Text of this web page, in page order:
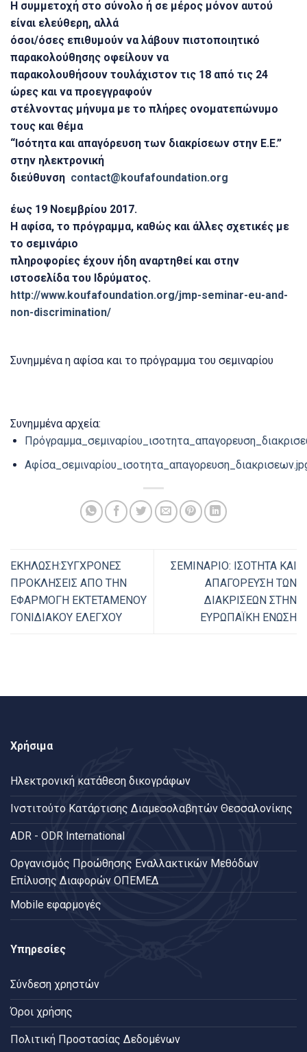
Η συμμετοχή στο σύνολο ή σε μέρος μόνον αυτού
είναι ελεύθερη, αλλά
όσοι/όσες επιθυμούν να λάβουν πιστοποιητικό
παρακολούθησης οφείλουν να
παρακολουθήσουν τουλάχιστον τις 18 από τις 24
ώρες και να προεγγραφούν
στέλνοντας μήνυμα με το πλήρες ονοματεπώνυμο
τους και θέμα
“Ισότητα και απαγόρευση των διακρίσεων στην Ε.Ε.”
στην ηλεκτρονική
διεύθυνση contact@koufafoundation.org
έως 19 Νοεμβρίου 2017.
Η αφίσα, το πρόγραμμα, καθώς και άλλες σχετικές με
το σεμινάριο
πληροφορίες έχουν ήδη αναρτηθεί και στην
ιστοσελίδα του Ιδρύματος.
http://www.koufafoundation.org/jmp-seminar-eu-and-
non-discrimination/
Συνημμένα η αφίσα και το πρόγραμμα του σεμιναρίου
Συνημμένα αρχεία:
ΕΚΗΛΩΣΗ:ΣΥΓΧΡΟΝΕΣ
ΠΡΟΚΛΗΣΕΙΣ ΑΠΟ ΤΗΝ
ΕΦΑΡΜΟΓΗ ΕΚΤΕΤΑΜΕΝΟΥ
ΓΟΝΙΔΙΑΚΟΥ ΕΛΕΓΧΟΥ
ΣΕΜΙΝΑΡΙΟ: ΙΣΟΤΗΤΑ ΚΑΙ
ΑΠΑΓΟΡΕΥΣΗ ΤΩΝ
ΔΙΑΚΡΙΣΕΩΝ ΣΤΗΝ
ΕΥΡΩΠΑΪΚΗ ΕΝΩΣΗ
Χρήσιμα
Ηλεκτρονική κατάθεση δικογράφων
Ινστιτούτο Κατάρτισης Διαμεσολαβητών Θεσσαλονίκης
ADR - ODR International
Oργανισμός Προώθησης Εναλλακτικών Μεθόδων
Επίλυσης Διαφορών ΟΠΕΜΕΔ
Mobile εφαρμογές
Υπηρεσίες
Σύνδεση χρηστών
Όροι χρήσης
Πολιτική Προστασίας Δεδομένων